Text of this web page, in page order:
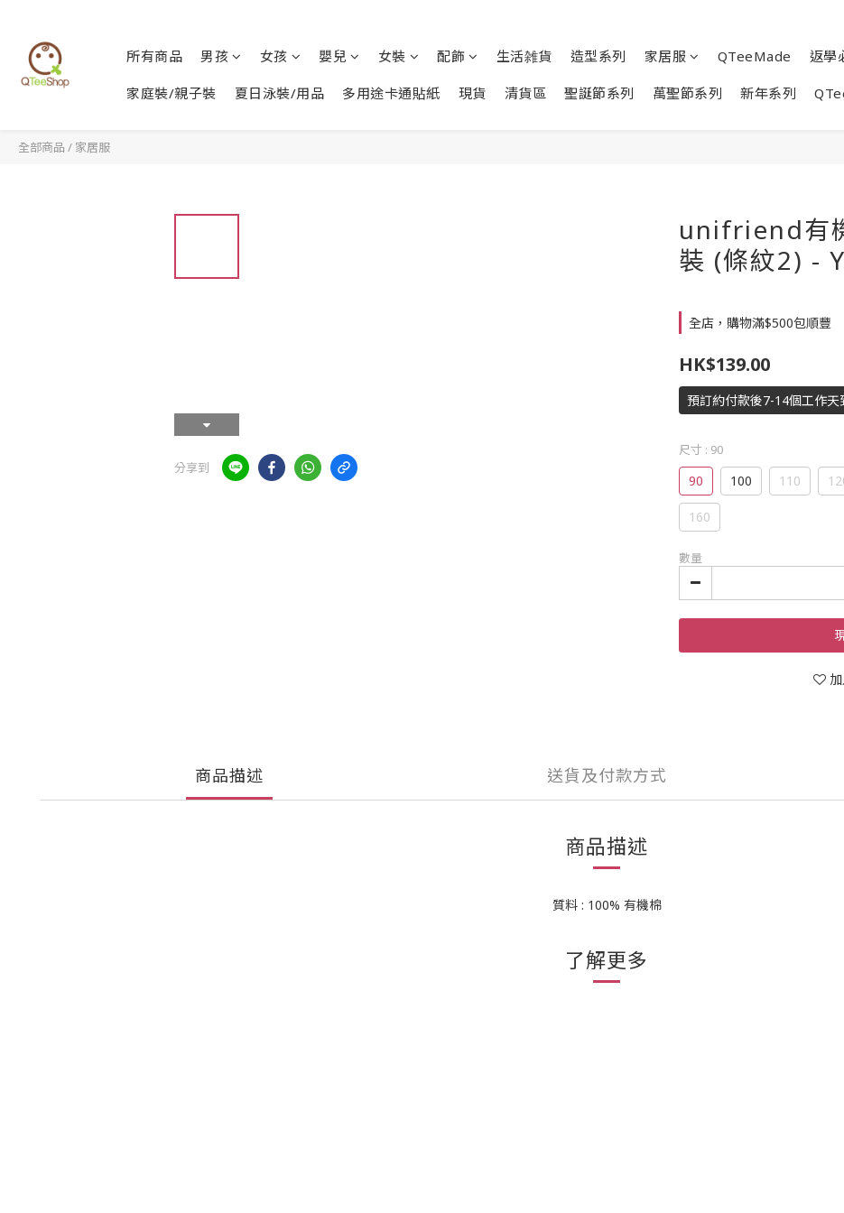
所有商品 男孩 女孩 嬰兒 女裝 配飾 生活雑貨 造型系列 家居服 QTeeMade 返學
家庭裝/親子裝 夏日泳裝/用品 多用途卡通貼紙 現貨 清貨區 聖誕節系列 萬聖節系列 新年系列
全部商品 / 家居服
分享到
unifriend有
裝 (條紋2) -
全店，購物滿$500包順豐
HK$139.00
預訂約付款後7-14個工作天
尺寸 : 90
90 100 110
160
數量
商品描述 送貨及付款方式
商品描述
質料 : 100% 有機棉
了解更多